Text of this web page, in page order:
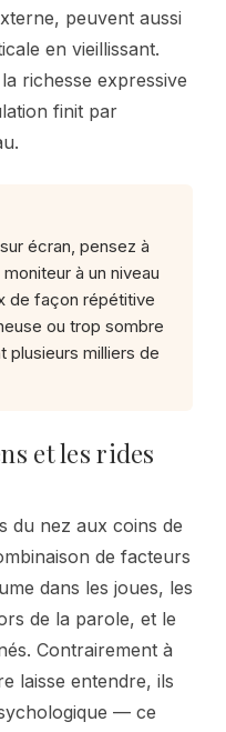
peuvent aussi
en vieillissant.
richesse expressive
finit par
écran, pensez à
à un niveau
de façon répétitive
ou trop sombre
plusieurs milliers de
et les rides
du nez aux coins de
de facteurs
dans les joues, les
de la parole, et le
Contrairement à
laisse entendre, ils
— ce